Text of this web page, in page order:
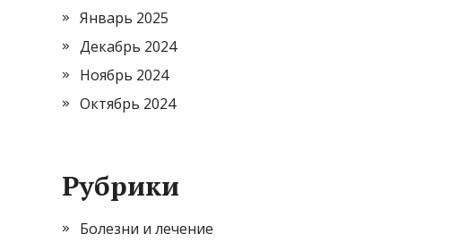
Январь 2025
Декабрь 2024
Ноябрь 2024
Октябрь 2024
Рубрики
Болезни и лечение